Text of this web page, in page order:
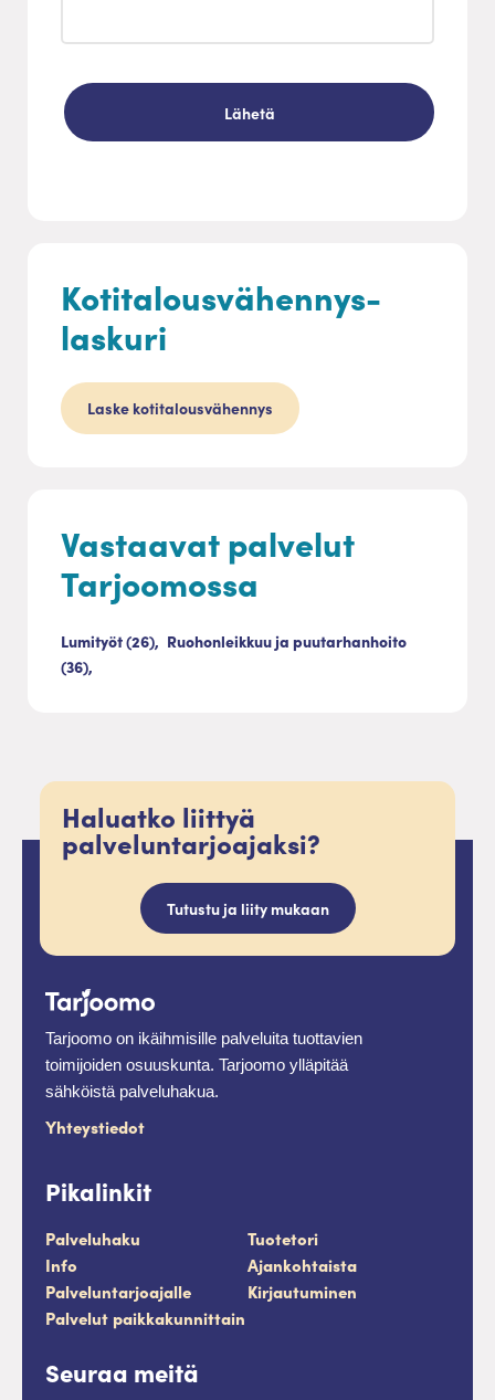
Vastaavat palvelut
Tarjoomossa
Lumityöt (26), Ruohonleikkuu ja puutarhanhoito
(36),
Kotitalousvähennys-
laskuri
Laske kotitalousvähennys
Haluatko liittyä
palveluntarjoajaksi?
Tutustu ja liity mukaan
Tarjoomo on ikäihmisille palveluita tuottavien
toimijoiden osuuskunta. Tarjoomo ylläpitää
sähköistä palveluhakua.
Yhteystiedot
Pikalinkit
Palveluhaku
Tuotetori
Info
Ajankohtaista
Palveluntarjoajalle
Kirjautuminen
Palvelut paikkakunnittain
Seuraa meitä